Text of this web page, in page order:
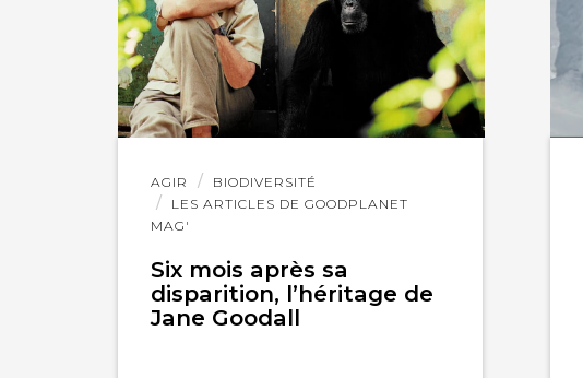
AGIR
BIODIVERSITÉ
LES ARTICLES DE GOODPLANET
MAG'
Six mois après sa
disparition, l’héritage de
Jane Goodall
Lire
l'article